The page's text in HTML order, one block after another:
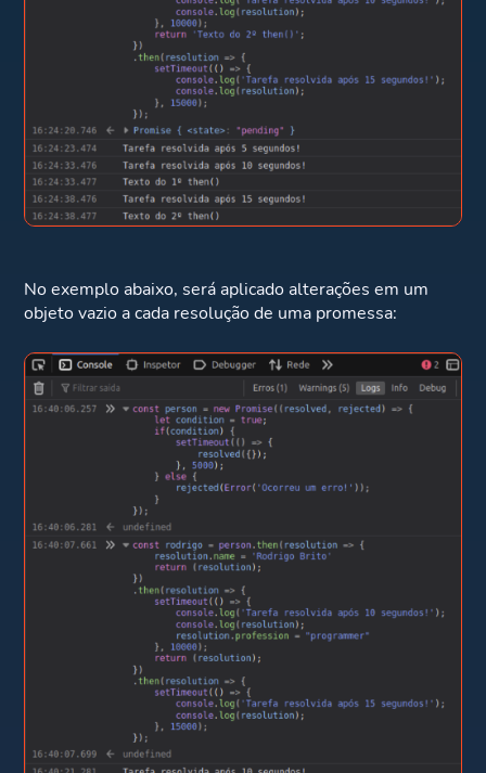
No exemplo abaixo, será aplicado alterações em um
objeto vazio a cada resolução de uma promessa: